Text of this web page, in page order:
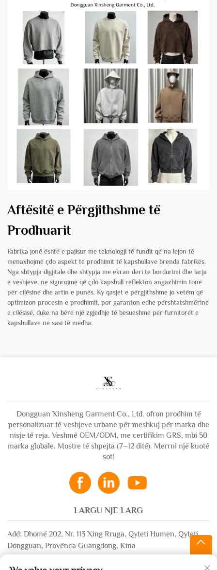
Aftësitë e Përgjithshme të
Prodhuarit
Fabrika jonë është e pajisur me teknologji të fundit që na lejon të
menaxhojmë çdo aspekt të prodhimit të kapshullave brenda fabrikës.
Nga shtypja digjitale dhe shtypja me ekran deri te bordurimi dhe larja
e veshjeve, ne sigurojmë që çdo kapshull reflekton angazhimin tonë
për cilësinë dhe artin e punës. Ky qasjet e përgjithshme jo vetëm që
optimizon procesin e prodhimit, por garanton edhe përshtatshmërinë
e cilësisë, duke na bërë një zgjedhje të besueshme për furnitorët e
kapshullave në sasi të mëdha.
Dongguan Xinsheng Garment Co., Ltd. ofron prodhim të
personalizuar të veshjeve urbane për meshkuj për marka dhe
nisje të reja. Veshmë OEM/ODM, me certifikim GRS, mbi 50
marka globale. Mostre të shpejta (7–12 ditë). Merrni një kuotë
sot!
LARGU NJE LARG
Add: Dhomë 202, Nr. 113 Xing Rruga, Qyteti Humen, Qyteti
Dongguan, Provënca Guangdong, Kina